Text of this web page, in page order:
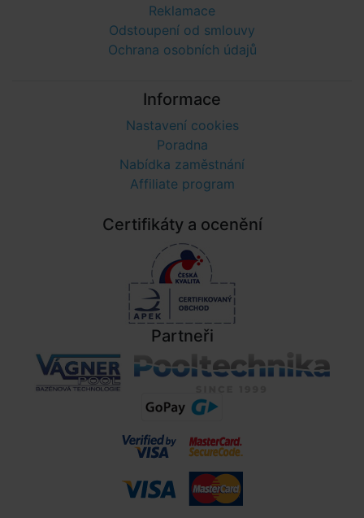
Reklamace
Odstoupení od smlouvy
Ochrana osobních údajů
Informace
Nastavení cookies
Poradna
Nabídka zaměstnání
Affiliate program
Certifikáty a ocenění
Partneři